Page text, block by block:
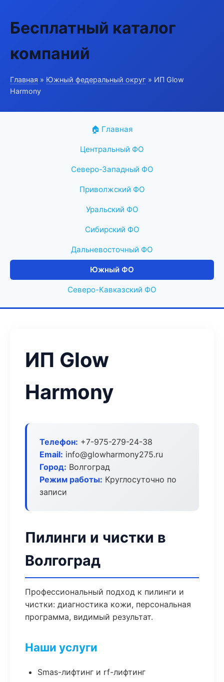
Бесплатный каталог
компаний
Главная » Южный федеральный округ » ИП Glow
Harmony
🏠 Главная
Центральный ФО
Северо-Западный ФО
Приволжский ФО
Уральский ФО
Сибирский ФО
Дальневосточный ФО
Южный ФО
Северо-Кавказский ФО
ИП Glow
Harmony
Телефон: +7-975-279-24-38
Email: info@glowharmony275.ru
Город: Волгоград
Режим работы: Круглосуточно по
записи
Пилинги и чистки в
Волгоград
Профессиональный подход к пилинги и
чистки: диагностика кожи, персональная
программа, видимый результат.
Наши услуги
Smas-лифтинг и rf-лифтинг